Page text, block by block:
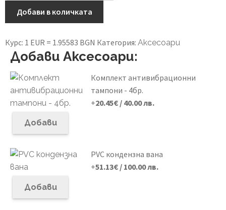
кондензна
Добави в количката
Курс: 1 EUR = 1.95583 BGN Категория: Аксесоари
Добави Аксесоари:
Комплект антивибрационни
тампони - 4бр.
+20.45€ / 40.00 лв.
Добави
PVC кондензна вана
+51.13€ / 100.00 лв.
Добави